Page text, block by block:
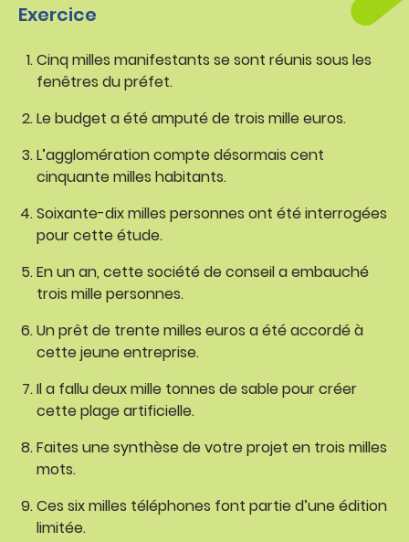
Exercice
Cinq milles manifestants se sont réunis sous les
fenêtres du préfet.
Le budget a été amputé de trois mille euros.
L’agglomération compte désormais cent
cinquante milles habitants.
Soixante-dix milles personnes ont été interrogées
pour cette étude.
En un an, cette société de conseil a embauché
trois mille personnes.
Un prêt de trente milles euros a été accordé à
cette jeune entreprise.
Il a fallu deux mille tonnes de sable pour créer
cette plage artificielle.
Faites une synthèse de votre projet en trois milles
mots.
Ces six milles téléphones font partie d’une édition
limitée.